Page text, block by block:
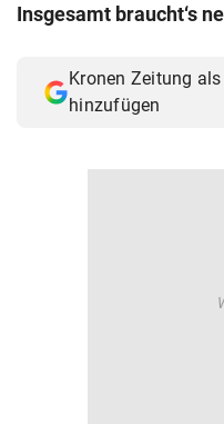
Insgesamt braucht‘s
Kronen Zeitung
hinzufügen